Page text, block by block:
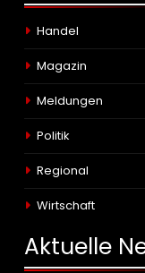
Handel
Magazin
Meldungen
Politik
Regional
Wirtschaft
Aktuelle